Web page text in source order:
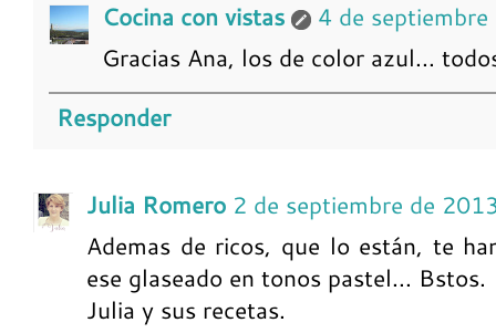
Cocina con vistas
4 de
Gracias Ana, los de color azul...
Responder
Julia Romero 2 de septiembre de
Ademas de ricos, que lo están, te
ese glaseado en tonos pastel... Bstos.
Julia y sus recetas.